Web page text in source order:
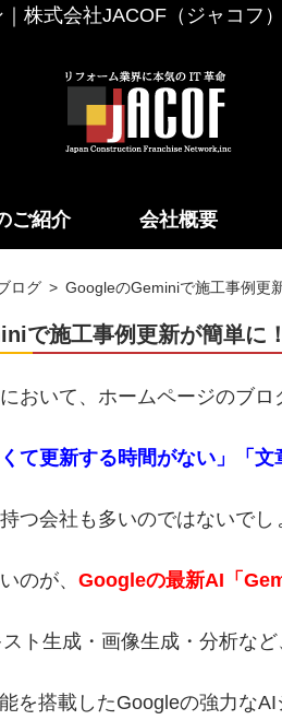
株式会社JACOF（ジャコフ）
ご紹介 会社概要
ログ GoogleのGeminiで施工事例更
で施工事例更新が簡単に！
おいて、ホームページのブ
くて更新する時間がない」「
つ会社も多いのではないでし
のが、 Googleの最新AI「
ト生成・画像生成・分析など
を搭載したGoogleの強力なAI